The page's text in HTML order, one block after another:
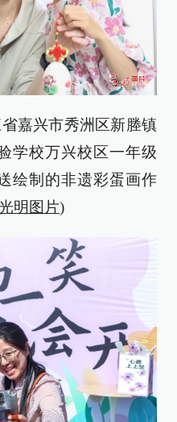
嘉兴市秀洲区新塍镇
学校万兴校区一年级
绘制的非遗彩蛋画作
明图片)